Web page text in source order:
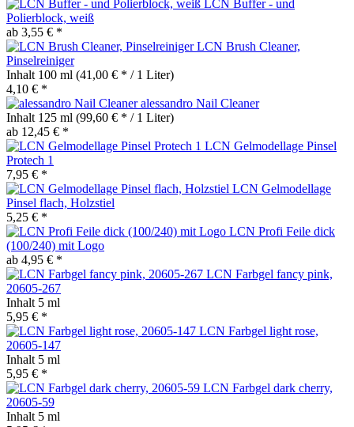
LCN Buffer - und
Polierblock, weiß
ab 3,55 € *
LCN Brush Cleaner,
Pinselreiniger
Inhalt 100 ml (41,00 € * / 1 Liter)
4,10 € *
alessandro Nail Cleaner
Inhalt 125 ml (99,60 € * / 1 Liter)
ab 12,45 € *
LCN Gelmodellage Pinsel
Protech 1
7,95 € *
LCN Gelmodellage
Pinsel flach, Holzstiel
5,25 € *
LCN Profi Feile dick
(100/240) mit Logo
ab 4,95 € *
LCN Farbgel fancy pink,
20605-267
Inhalt 5 ml
5,95 € *
LCN Farbgel light rose,
20605-147
Inhalt 5 ml
5,95 € *
LCN Farbgel dark cherry,
20605-59
Inhalt 5 ml